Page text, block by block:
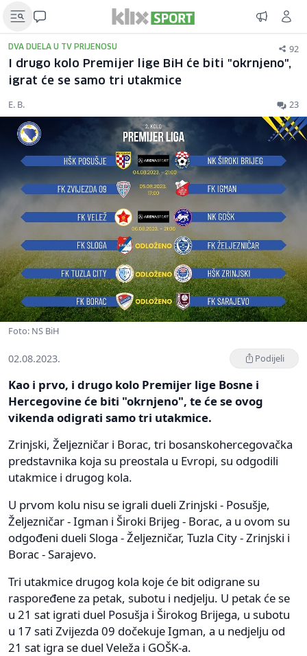
DVA DUELA U TV PRIJENOSU 92
I drugo kolo Premijer lige BiH će biti "okrnjeno",
igrat će se samo tri utakmice
E. B. 23
Foto: NS BiH
02.08.2023. Podijeli
Kao i prvo, i drugo kolo Premijer lige Bosne i
Hercegovine će biti "okrnjeno", te će se ovog
vikenda odigrati samo tri utakmice.
Zrinjski, Željezničar i Borac, tri bosanskohercegovačka
predstavnika koja su preostala u Evropi, su odgodili
utakmice i drugog kola.
U prvom kolu nisu se igrali dueli Zrinjski - Posušje,
Željezničar - Igman i Široki Brijeg - Borac, a u ovom su
odgođeni dueli Sloga - Željezničar, Tuzla City - Zrinjski i
Borac - Sarajevo.
Tri utakmice drugog kola koje će bit odigrane su
raspoređene za petak, subotu i nedjelju. U petak će se
u 21 sat igrati duel Posušja i Širokog Brijega, u subotu
u 17 sati Zvijezda 09 dočekuje Igman, a u nedjelju od
21 sat igra se duel Veleža i GOŠK-a.